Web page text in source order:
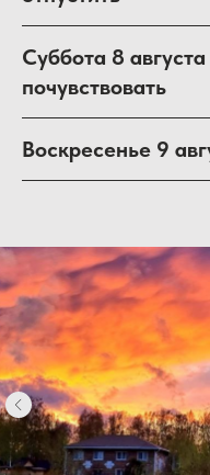
Суббота 8
почувствовать
Воскресенье 9